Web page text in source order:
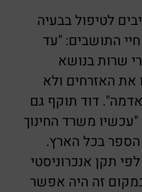
לטיפול בבעיה
התושבים: "עד
שרות בנושא
את האזרחים ולא
דוד תוקף גם
משרד החינוך
הספר בכל הארץ.
תקן אנכרוניסטי
זה היה אפשר